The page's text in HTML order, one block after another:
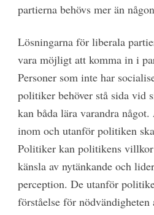
partierna behövs mer än
Lösningarna för liberala
vara möjligt att komma in i
Personer som inte har
politiker behöver stå sida vid
kan båda lära varandra
inom och utanför politiken
Politiker kan politikens villkor
känsla av nytänkande och
perception. De utanför
förståelse för nödvändigheten